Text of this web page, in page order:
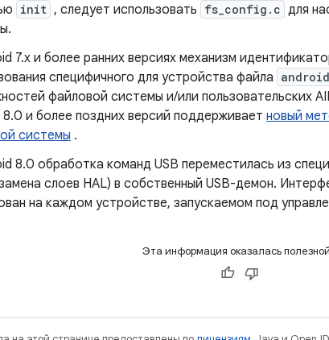
init , следует использовать fs_config.c для
7.x и более ранних версиях механизм
специфичного для устройства файла
файловой системы и/или пользовательских
8.0 и более поздних версий поддерживает новый
системы .
8.0 обработка команд USB переместилась из
слоев HAL) в собственный USB-демон.
на каждом устройстве, запускаемом под
Эта информация оказалась